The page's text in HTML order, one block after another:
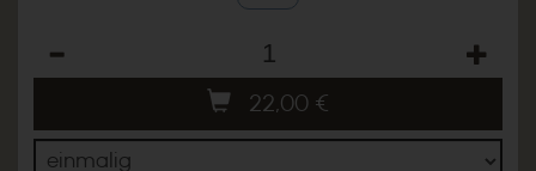
22,00 €